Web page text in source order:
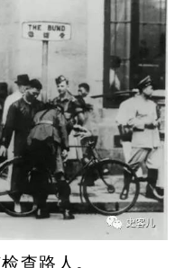
查路人。